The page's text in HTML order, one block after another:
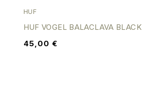
HUF
HUF VOGEL BALACLAVA BLACK
45,00€